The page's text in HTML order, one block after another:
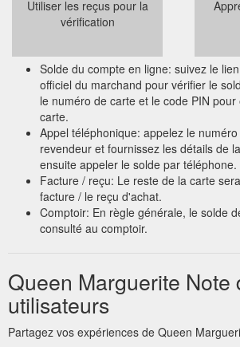
Utiliser les reçus pour la
vérification
Solde du compte en ligne: suivez le
officiel du marchand pour vérifier le
le numéro de carte et le code PIN
carte.
Appel téléphonique: appelez le
revendeur et fournissez les détails de
ensuite appeler le solde par téléphone.
Facture / reçu: Le reste de la carte
facture / le reçu d'achat.
Comptoir: En règle générale, le solde
consulté au comptoir.
Queen Marguerite Note
utilisateurs
Partagez vos expériences de Queen